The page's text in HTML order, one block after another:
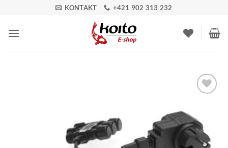
content
KONTAKT +421 902 313 232
zoznamu
obľúbených!